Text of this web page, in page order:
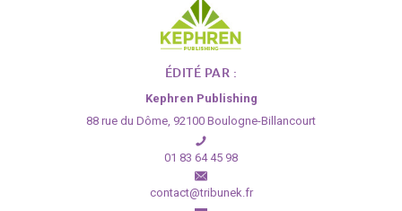
ÉDITÉ PAR :
Kephren Publishing
88 rue du Dôme, 92100 Boulogne-Billancourt
01 83 64 45 98
contact@tribunek.fr